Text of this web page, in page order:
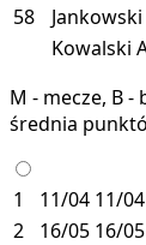
58
Kowalski
M - mecze, B -
średnia
1 11/04 11/04
2
16/05 16/05